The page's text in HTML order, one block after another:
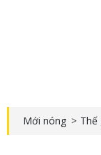
Mới nóng > Thế